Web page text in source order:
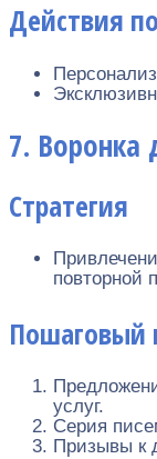
Действия
7.
Стратегия
повторной
Пошаговый
услуг.
Серия
Призывы к